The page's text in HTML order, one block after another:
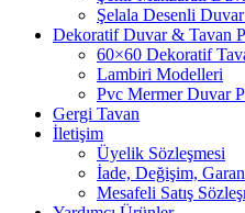
Şelala Desenli Duvar
Dekoratif Duvar & Tavan
60×60 Dekoratif
Lambiri Modelleri
Pvc Mermer Duvar
Gergi Tavan
İletişim
Üyelik Sözleşmesi
İade, Değişim,
Mesafeli Satış